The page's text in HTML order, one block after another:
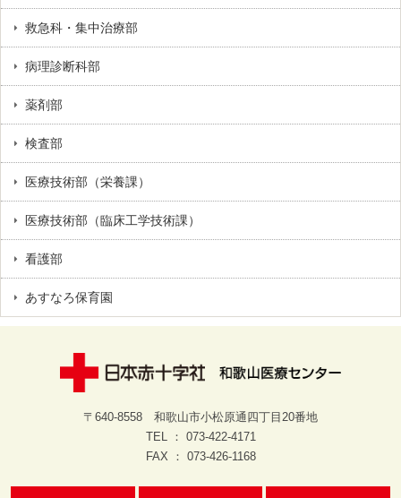
救急科・集中治療部
病理診断科部
薬剤部
検査部
医療技術部（栄養課）
医療技術部（臨床工学技術課）
看護部
あすなろ保育園
〒640-8558 和歌山市小松原通四丁目20番地
TEL ： 073-422-4171
FAX ： 073-426-1168